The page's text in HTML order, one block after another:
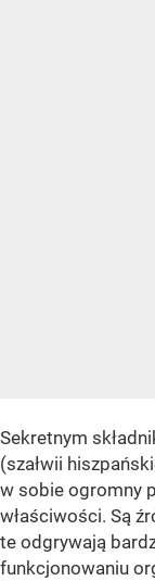
Sekretnym
(szałwii
w sobie ogromny
właściwości. Są
te odgrywają
funkcjonowaniu